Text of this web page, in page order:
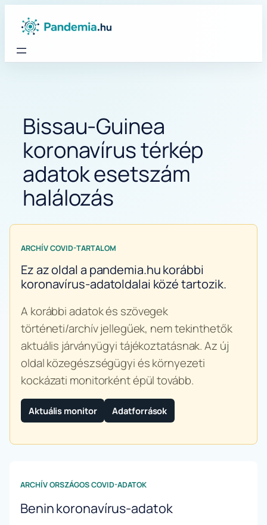
Bissau-Guinea
koronavírus térkép
adatok esetszám
halálozás
ARCHÍV COVID-TARTALOM
Ez az oldal a pandemia.hu korábbi
koronavírus-adatoldalai közé tartozik.
A korábbi adatok és szövegek
történeti/archív jellegűek, nem tekinthetők
aktuális járványügyi tájékoztatásnak. Az új
oldal közegészségügyi és környezeti
kockázati monitorként épül tovább.
Aktuális monitor Adatforrások
ARCHÍV ORSZÁGOS COVID-ADATOK
Benin koronavírus-adatok